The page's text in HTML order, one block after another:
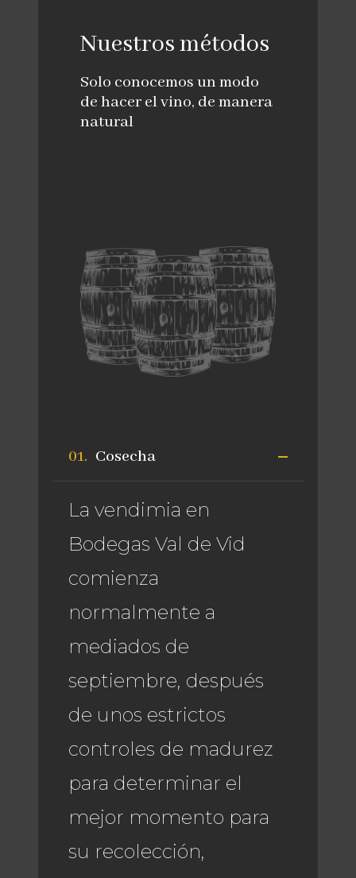
Nuestros métodos
Solo conocemos un modo
de hacer el vino, de manera
natural
Cosecha
La vendimia en
Bodegas Val de Vid
comienza
normalmente a
mediados de
septiembre, después
de unos estrictos
controles de madurez
para determinar el
mejor momento para
su recolección,